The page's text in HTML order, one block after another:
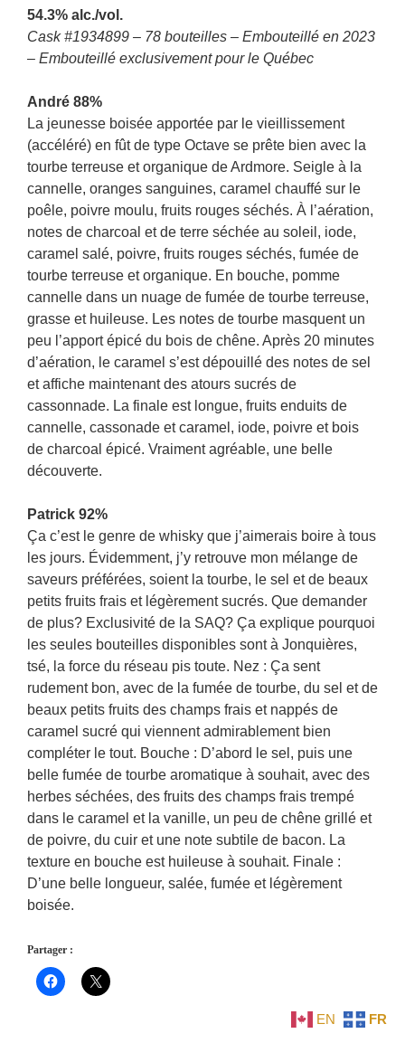
54.3% alc./vol.
Cask #1934899 – 78 bouteilles – Embouteillé en 2023
– Embouteillé exclusivement pour le Québec
André 88%
La jeunesse boisée apportée par le vieillissement
(accéléré) en fût de type Octave se prête bien avec la
tourbe terreuse et organique de Ardmore. Seigle à la
cannelle, oranges sanguines, caramel chauffé sur le
poêle, poivre moulu, fruits rouges séchés. À l’aération,
notes de charcoal et de terre séchée au soleil, iode,
caramel salé, poivre, fruits rouges séchés, fumée de
tourbe terreuse et organique. En bouche, pomme
cannelle dans un nuage de fumée de tourbe terreuse,
grasse et huileuse. Les notes de tourbe masquent un
peu l’apport épicé du bois de chêne. Après 20 minutes
d’aération, le caramel s’est dépouillé des notes de sel
et affiche maintenant des atours sucrés de
cassonnade. La finale est longue, fruits enduits de
cannelle, cassonade et caramel, iode, poivre et bois
de charcoal épicé. Vraiment agréable, une belle
découverte.
Patrick 92%
Ça c’est le genre de whisky que j’aimerais boire à tous
les jours. Évidemment, j’y retrouve mon mélange de
saveurs préférées, soient la tourbe, le sel et de beaux
petits fruits frais et légèrement sucrés. Que demander
de plus? Exclusivité de la SAQ? Ça explique pourquoi
les seules bouteilles disponibles sont à Jonquières,
tsé, la force du réseau pis toute. Nez : Ça sent
rudement bon, avec de la fumée de tourbe, du sel et de
beaux petits fruits des champs frais et nappés de
caramel sucré qui viennent admirablement bien
compléter le tout. Bouche : D’abord le sel, puis une
belle fumée de tourbe aromatique à souhait, avec des
herbes séchées, des fruits des champs frais trempé
dans le caramel et la vanille, un peu de chêne grillé et
de poivre, du cuir et une note subtile de bacon. La
texture en bouche est huileuse à souhait. Finale :
D’une belle longueur, salée, fumée et légèrement
boisée.
Partager :
EN FR